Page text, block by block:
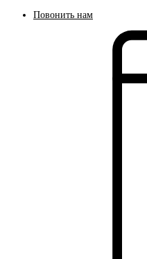
Повонить нам